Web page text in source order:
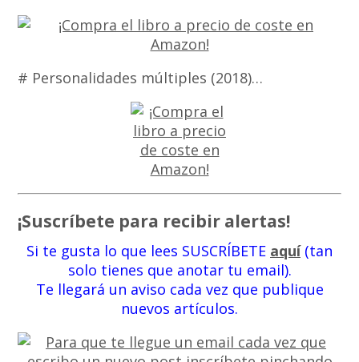
# Personalidades múltiples (2018)…
¡Suscríbete para recibir alertas!
Si te gusta lo que lees SUSCRÍBETE aquí(tan
solo tienes que anotar tu email).
Te llegará un aviso cada vez que publique
nuevos artículos.